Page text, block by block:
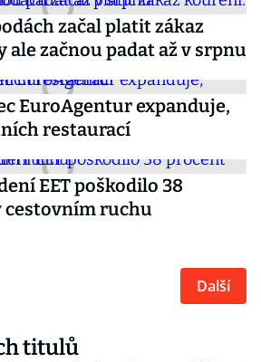
začal platit zákaz
začnou padat až v srpnu
EuroAgentur expanduje,
restaurací
EET poškodilo 38
cestovním ruchu
Další
titulů